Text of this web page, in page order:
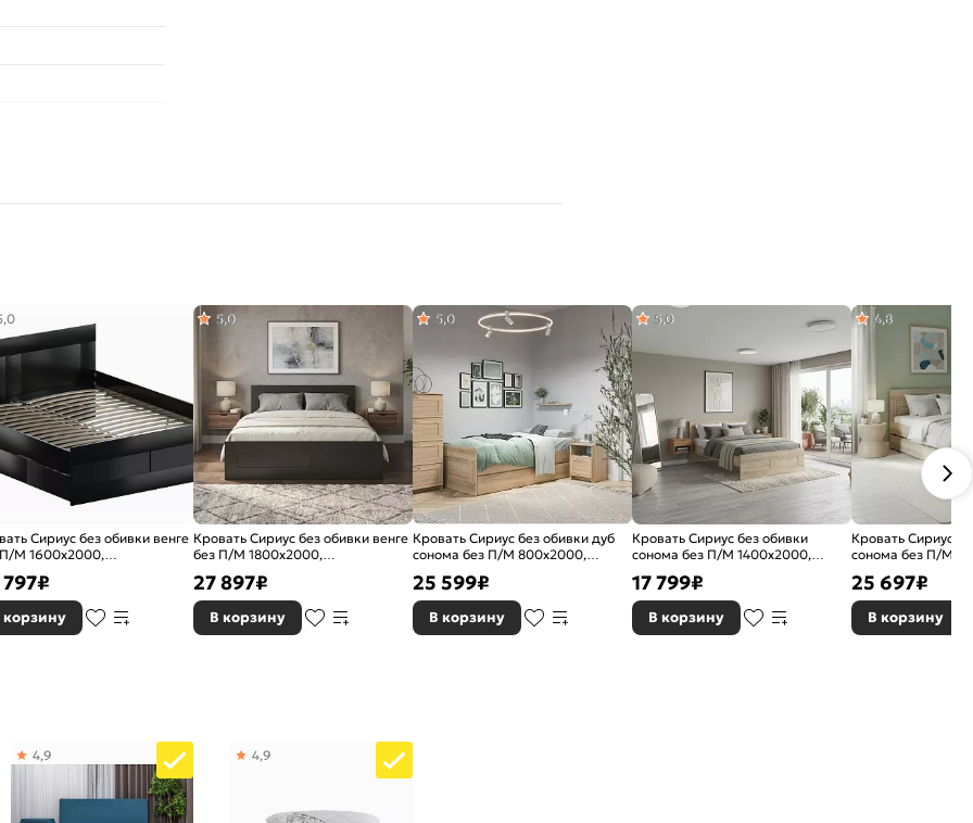
10 мм
Сириус без обивки венге
М 1600x2000,
жесткое
₽
корзину
Кровать Сириус без обивки венге
без П/М 1800x2000,
изголовье жесткое
5,0
27 897₽
В корзину
Кровать Сириус без обивки дуб
сонома без П/М 800x2000,
изголовье жесткое
5,0
25 599₽
В корзину
Кровать Сириус без обивки
сонома без П/М 1400x2000,
изголовье жесткое
5,0
17 799₽
В корзину
Кровать Сириус
сонома без П/М
изголовье жесткое
4,8
25 697₽
В корзину
4,9 4,9